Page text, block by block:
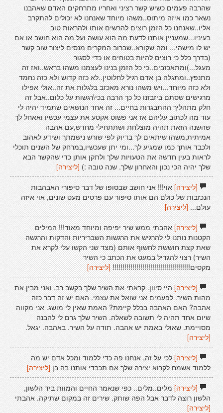
שהרבה פעמים כשיש קשר רציני ואחריו מתרחקים האדם שאהבנו
נשאר כמו איזה מיתוס..משהו מיוחד שאנחנו לא יכולים להתקרב
אליו..שאנחנו כל הזמן רוצים להרשים אותו ולהראות טוב
בעיניו...שמעניין אותנו לדעת מה הוא עושה ועל מה הוא חושב או אם
יש לו מישהי... ומה שקורא..שברוב המקרים מנסים ליצור שוב קשר
(בדרך כלל כי רוצים להיות בטוחים או כדי לסגור
מעגל...)ומתאכזבים..כי כל הזמן בנינו לעצמנו משהו בראש..ואז זה
מתנפץ..ומתגלה בן אדם רגיל לחלוטין..לא כזה קדוש ולא כזה נחמד
ולא כזה מיוחד...ויש משהו נורא מאכזב בלגלות את זה..אולי אפילו
מרגישים שסתם ביזבזנו כל כך הרבה בכי\רגשות על כלום..אבל זה
חלק מתהליך ההתבגרות בחיים... זה אחד הנושאים שתמיד יהיה לי
עוד מה לכתוב עליהם אז אני פשוט אקטע את עצמי עכשיו ואאחל לך
שהשנה הזאת תהיה מוצלחת ושתתחילי מחדש,עם אהבה
אמיתית,משהו שיתאים לך בדיוק לפי שורש נישמתך ושידע לאהוב
ולכבד אותך כמו שמגיע לך...ומי יתן שעכשיו,במרחק של השנים תוכלי
לראות בעין חדשה את הטעויות שלך ולתקן אותן כדי שהקשר הבא
שלך יהיה הכי נכון והאחרון שלך. שנה טובה :) [ליצירה]
[ליצירה]אוי!!! אני חושב שבסופו של דבר סיפורי האבהבות
הנכזבות של כולם הם אותו סיפור עם פרטים מעט שונים, אוי איזה
עולם... [ליצירה]
[ליצירה]אהבתי ממש שיר יפיפה ומיוחד מאוד!!! המילים
הקטנות נותנו לי להרגיש את הרגשות השבריריות והדקות והרגשה
שאת קצת חוששת לחשוף אותם (מצד שני הקשו עלי לקרא את
השיר) רצוי להגדיל במעט את הכתב כי השיר
מקסים!!!!!!!!!!!!!!!!!!!!!!!!!!!!!!!!!!!!!!! [ליצירה]
[ליצירה]היי סיוון. קראתי את השיר שלך בקשב רב. ואני מבין את
מהות השיר. לפעמים אני שואל את עצמי. האם יש זה דבר כזה
אהבה? האם האהבה בכלל קיימת? האמת שאין לי מושג. אני מקווה
שיום אחד תהיה לי תשובה לשאלה. השיר שלך גרם לי להבנה
מסויימת. שאולי באמת יש אהבה. תודה על השיר. באהבה. יגאל.
[ליצירה]
[ליצירה]לכי על זה, אנחנו פה כדי ללמוד ומכל אדם יש מה
ללמוד אשמח לקרוא יצירה שלך אם תכבדי אותנו בה בן [ליצירה]
[ליצירה]מלים..מלים.. כפי שנאמר החיים והמוות ביד הלשון,
הלשון רוצה לדבר אבל הפה שותק. שירים זה במקום שתיקה. אהבתי
[ליצירה]